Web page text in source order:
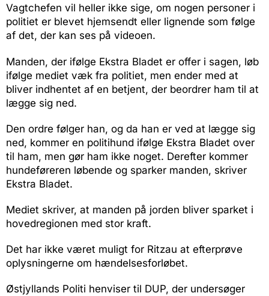
Vagtchefen vil heller ikke sige, om nogen personer i
politiet er blevet hjemsendt eller lignende som følge
af det, der kan ses på videoen.
Manden, der ifølge Ekstra Bladet er offer i sagen, løb
ifølge mediet væk fra politiet, men ender med at
bliver indhentet af en betjent, der beordrer ham til at
lægge sig ned.
Den ordre følger han, og da han er ved at lægge sig
ned, kommer en politihund ifølge Ekstra Bladet over
til ham, men gør ham ikke noget. Derefter kommer
hundeføreren løbende og sparker manden, skriver
Ekstra Bladet.
Mediet skriver, at manden på jorden bliver sparket i
hovedregionen med stor kraft.
Det har ikke været muligt for Ritzau at efterprøve
oplysningerne om hændelsesforløbet.
Østjyllands Politi henviser til DUP, der undersøger